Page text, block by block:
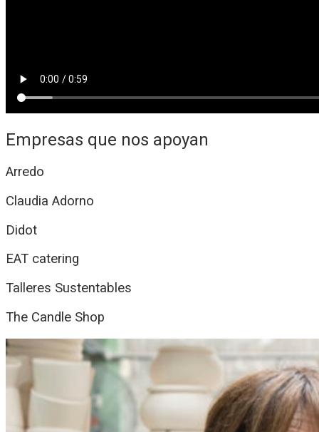
Empresas que nos apoyan
Arredo
Claudia Adorno
Didot
EAT catering
Talleres Sustentables
The Candle Shop